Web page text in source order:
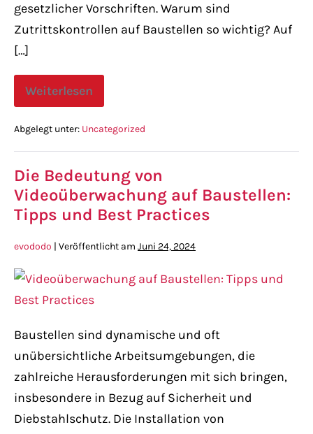
gesetzlicher Vorschriften. Warum sind
Zutrittskontrollen auf Baustellen so wichtig? Auf
[…]
Weiterlesen
Abgelegt unter: Uncategorized
Die Bedeutung von
Videoüberwachung auf Baustellen:
Tipps und Best Practices
evododo | Veröffentlicht am Juni 24, 2024
Baustellen sind dynamische und oft
unübersichtliche Arbeitsumgebungen, die
zahlreiche Herausforderungen mit sich bringen,
insbesondere in Bezug auf Sicherheit und
Diebstahlschutz. Die Installation von